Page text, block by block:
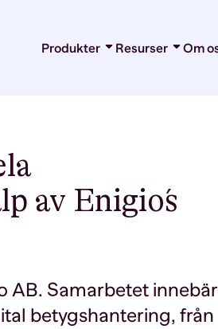
Produkter Resurser Om
av Enigio´s
AB. Samarbetet
betygshantering, från